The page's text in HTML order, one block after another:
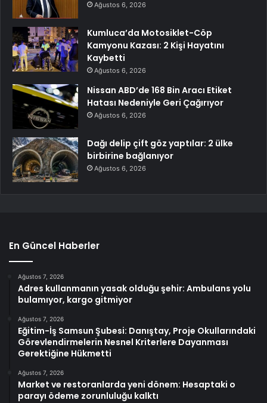
Ağustos 6, 2026
Kumluca’da Motosiklet-Cöp
Kamyonu Kazası: 2 Kişi Hayatını
Kaybetti
Ağustos 6, 2026
Nissan ABD’de 168 Bin Aracı Etiket
Hatası Nedeniyle Geri Çağırıyor
Ağustos 6, 2026
Dağı delip çift göz yaptılar: 2 ülke
birbirine bağlanıyor
Ağustos 6, 2026
En Güncel Haberler
Ağustos 7, 2026
Adres kullanmanın yasak olduğu şehir: Ambulans yolu
bulamıyor, kargo gitmiyor
Ağustos 7, 2026
Eğitim-İş Samsun Şubesi: Danıştay, Proje Okullarındaki
Görevlendirmelerin Nesnel Kriterlere Dayanması
Gerektiğine Hükmetti
Ağustos 7, 2026
Market ve restoranlarda yeni dönem: Hesaptaki o
parayı ödeme zorunluluğu kalktı